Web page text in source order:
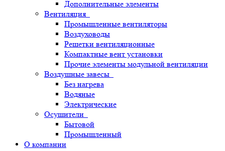
Дополнительные элементы
Вентиляция
Промышленные вентиляторы
Воздуховоды
Решетки вентиляционные
Компактные вент установки
Прочие элементы модульной вентиляции
Воздушные завесы
Без нагрева
Водяные
Электрические
Осушители
Бытовой
Промышленный
О компании